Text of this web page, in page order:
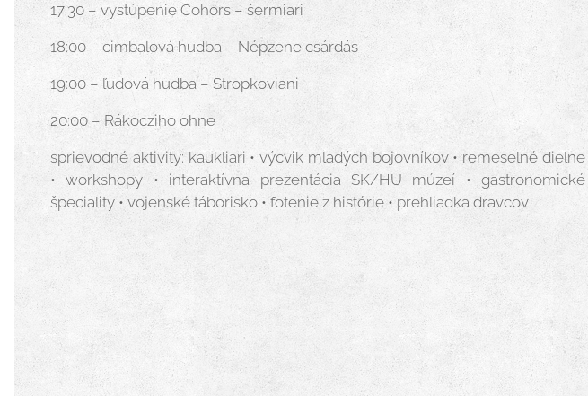
17:30 – vystúpenie Cohors – šermiari
18:00 – cimbalová hudba – Népzene csárdás
19:00 – ľudová hudba – Stropkoviani
20:00 – Rákocziho ohne
sprievodné aktivity: kaukliari • výcvik mladých bojovníkov • remeselné dielne
• workshopy • interaktívna prezentácia SK/HU múzeí • gastronomické
špeciality • vojenské táborisko • fotenie z histórie • prehliadka dravcov